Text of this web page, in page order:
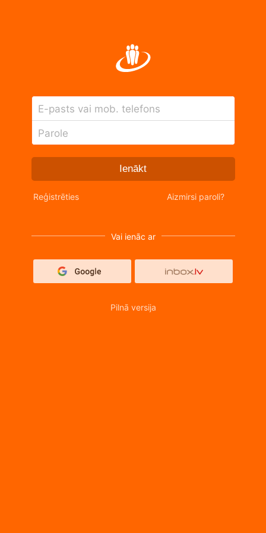
E-pasts vai mob. telefons
Parole
Ienākt
Reģistrēties Aizmirsi paroli?
Vai ienāc ar
Pilnā versija